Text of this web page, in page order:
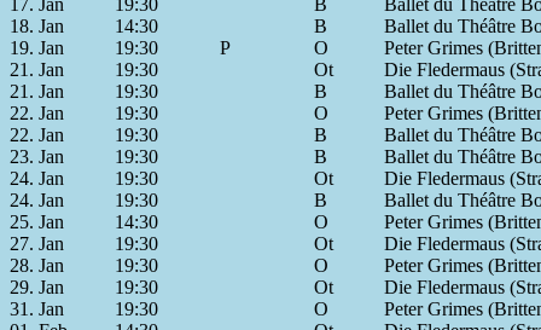
18. Jan
14:30 B
Ballet du Théâtre
19. Jan
19:30 P O
Peter Grimes
21. Jan
19:30 Ot
Die Fledermaus
21. Jan
19:30 B
Ballet du Théâtre
22. Jan
19:30 O
Peter Grimes
22. Jan
19:30 B
Ballet du Théâtre
23. Jan
19:30 B
Ballet du Théâtre
24. Jan
19:30 Ot
Die Fledermaus
24. Jan
19:30 B
Ballet du Théâtre
25. Jan
14:30 O
Peter Grimes
27. Jan
19:30 Ot
Die Fledermaus
28. Jan
19:30 O
Peter Grimes
29. Jan
19:30 Ot
Die Fledermaus
31. Jan
19:30 O
Peter Grimes